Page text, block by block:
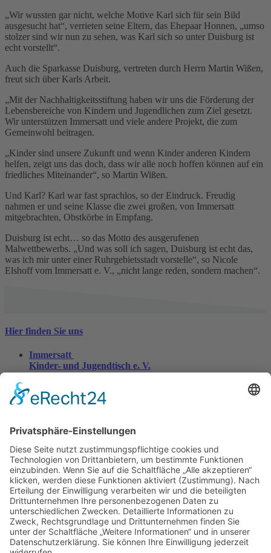
„Wir wussten gar nicht, welche Motive Karl sich für sein Bild
ausgesucht hat“, verrieten seine Eltern, das Ehepaar Honnen, „umso
stolzer sind wir nun zu sehen, was Karl sich so unter Duisburg ist
echt vorstellt“.
Auch die Sparkasse Duisburg, vertreten durch Herrn Martin Wißen,
freut sich über Karls Arbeit.
„Mit der Nachhaltigkeitsstiftung haben wir uns die Förderung der
Lebensbereiche von Kindern und Jugendlichen zum Ziel gesetzt.
Wir unterstützen Immersatt und viele andere Projekt, die zum
Gemeinwohl beitragen.
„Kinder sind unsere Zukunft und wenn Kinder anderen Kindern
helfen, zeigt uns das doch, dass wir alle noch hoffen können auf ein
friedliches Miteinander“, so Martin Wißen.
Und Karl? Karl war fast sprachlos, so der Eindruck. Freudig
nahmen er und seine Klasse die zwei großen, von Immersatt
mitgebrachten, Obstkörbe in Empfang.
Duisburg ist echt… so das Motto des ausgerufenen
Malwettbewerbs. „Und was soll ich sagen, Duisburg ist echt das,
was ich mir unter einer Ruhrgebietsstadt vorstelle“, so Nicole
Elshoff vom Immersatt e. V., „nicht lange reden, sondern machen“.
Hier finden Sie uns
Immersatt
Kinder- und Jugendtisch e. V.
47138 Duisburg
0203 - 456796-10
0203 - 456796-11
info@immersatt.org
Infos
Öffnungszeiten:
Montag - Freitag von 9:00 - 15:00 Uhr
Kontakt
Datenschutz